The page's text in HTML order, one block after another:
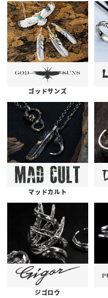
ゴッドサンズ
マッドカルト
ジゴロウ